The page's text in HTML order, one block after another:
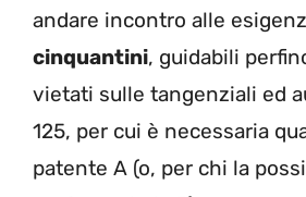
andare incontro alle
cinquantini, guidabili
vietati sulle tangenziali ed
125, per cui è necessaria
patente A (o, per chi la